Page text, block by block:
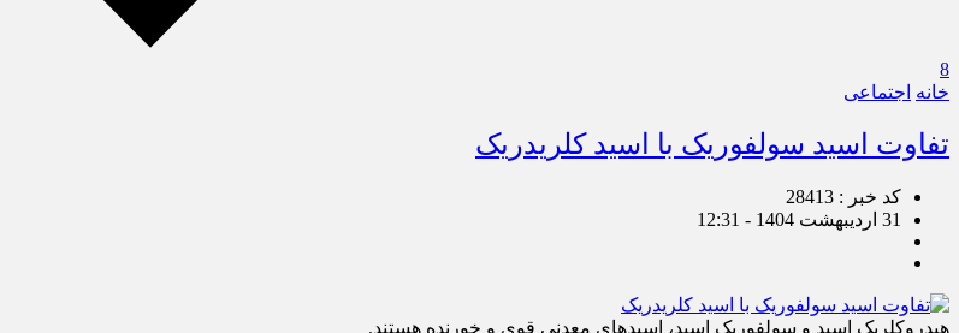
8
خانه اجتماعی
تفاوت اسید سولفوریک با اسید کلریدریک
کد خبر : 28413
31 اردیبهشت 1404 - 12:31
هیدروکلریک اسید و سولفوریک اسید، اسیدهای معدنی قوی و خورنده هستند.